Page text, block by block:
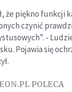
że piękno funkcji
czynić
-
Pojawia się
POLECA